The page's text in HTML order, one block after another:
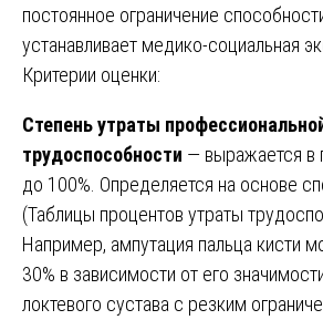
постоянное ограничение
устанавливает медико-социальная
Критерии оценки:
Степень утраты
трудоспособности — выражается в
до 100%. Определяется на основе
(Таблицы процентов утраты
Например, ампутация пальца кисти
30% в зависимости от его
локтевого сустава с резким